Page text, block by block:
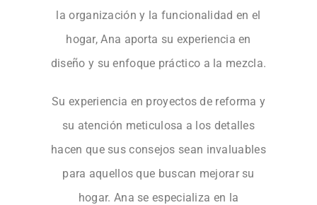
la organización y la funcionalidad en el
hogar, Ana aporta su experiencia en
diseño y su enfoque práctico a la mezcla.
Su experiencia en proyectos de reforma y
su atención meticulosa a los detalles
hacen que sus consejos sean invaluables
para aquellos que buscan mejorar su
hogar. Ana se especializa en la